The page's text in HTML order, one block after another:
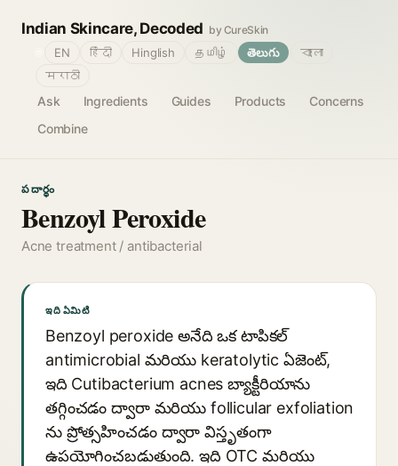
Indian Skincare, Decoded by CureSkin
Ask Ingredients Guides Products
Concerns
Combine
EN हिंदी Hinglish தமிழ் తెలుగు
বাংলা
मराठी
పదార్థం
Benzoyl Peroxide
Acne treatment / antibacterial
ఇది ఏమిటి
Benzoyl peroxide అనేది ఒక టాపికల్
antimicrobial మరియు keratolytic ఏజెంట్,
ఇది Cutibacterium acnes బ్యాక్టీరియాను
తగ్గించడం ద్వారా మరియు follicular exfoliation
ను ప్రోత్సహించడం ద్వారా విస్తృతంగా
ఉపయోగించబడుతుంది. ఇది OTC మరియు